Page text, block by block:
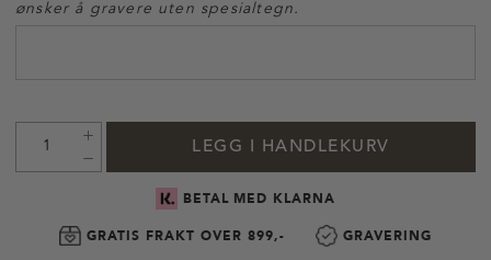
ønsker å gravere uten spesialtegn.
LEGG I HANDLEKURV
BETAL MED KLARNA
GRATIS FRAKT OVER 899,- GRAVERING